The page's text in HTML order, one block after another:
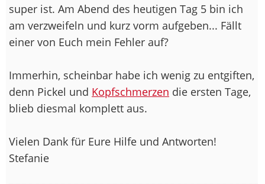
super ist. Am Abend des heutigen Tag 5 bin ich
am verzweifeln und kurz vorm aufgeben... Fällt
einer von Euch mein Fehler auf?
Immerhin, scheinbar habe ich wenig zu entgiften,
denn Pickel und Kopfschmerzen die ersten Tage,
blieb diesmal komplett aus.
Vielen Dank für Eure Hilfe und Antworten!
Stefanie